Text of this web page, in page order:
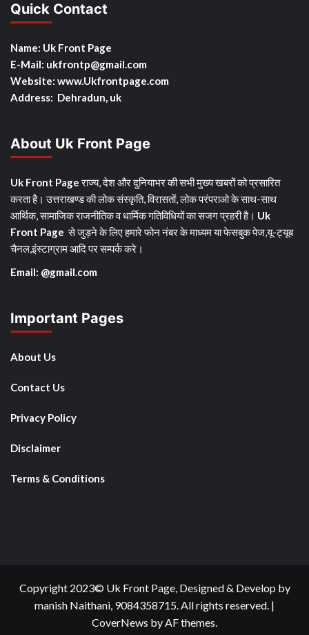
Quick Contact
Name: Uk Front Page
E-Mail: ukfrontp@gmail.com
Website: www.Ukfrontpage.com
Address: Dehradun, uk
About Uk Front Page
Uk Front Pageराज्य, देश और दुनियाभर की सभी मुख्य खबरों को प्रसारित
करता है। उत्तराखण्ड की लोक संस्कृति, विरासतों, लोक परंपराओ के साथ-साथ
आर्थिक, सामाजिक राजनीतिक व धार्मिक गतिविधियों का सजग प्रहरी है। Uk
Front Page से जुड़ने के लिए हमारे फोन नंबर के माध्यम या फेसबुक पेज,यू-ट्यूब
चैनल,इंस्टाग्राम आदि पर सम्पर्क करे।
Email: @gmail.com
Important Pages
About Us
Contact Us
Privacy Policy
Disclaimer
Terms & Conditions
Copyright 2023© Uk Front Page, Designed & Develop by
manish Naithani, 9084358715. All rights reserved. |
CoverNews by AF themes.